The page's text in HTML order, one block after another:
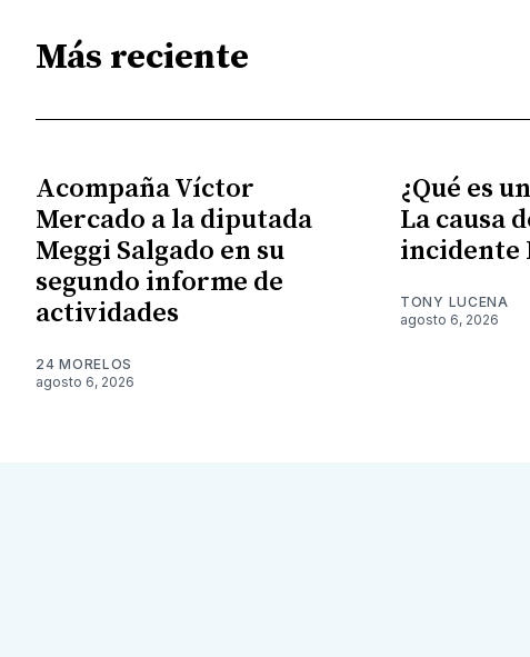
Más reciente
Acompaña Víctor
Mercado a la diputada
Meggi Salgado en su
segundo informe de
actividades
24 MORELOS
agosto 6, 2026
¿Qué es
La causa
incidente
TONY LUCENA
agosto 6, 2026